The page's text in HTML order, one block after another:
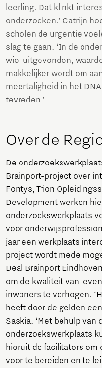
leerling. Dat klinkt
onderzoeken.’ Catrijn
scholen de urgentie
slag te gaan. ‘In de
wiel uitgevonden,
makkelijker wordt om
meertaligheid in het
tevreden.’
Over de
De
Brainport-project over
Fontys, Trion
Development werken
onderzoekswerkplaats
voor
jaar een werkplaats
project wordt mede
Deal Brainport
om de kwaliteit van
inwoners te verhogen.
heeft door de gelden
Saskia. ‘Met behulp van
onderzoekswerkplaats
hieruit de facilitators om
voor te bereiden en te